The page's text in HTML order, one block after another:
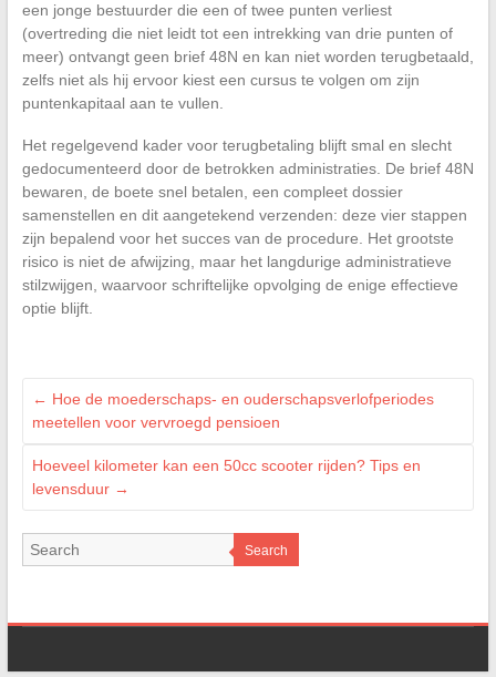
een jonge bestuurder die een of twee punten verliest
(overtreding die niet leidt tot een intrekking van drie punten of
meer) ontvangt geen brief 48N en kan niet worden terugbetaald,
zelfs niet als hij ervoor kiest een cursus te volgen om zijn
puntenkapitaal aan te vullen.
Het regelgevend kader voor terugbetaling blijft smal en slecht
gedocumenteerd door de betrokken administraties. De brief 48N
bewaren, de boete snel betalen, een compleet dossier
samenstellen en dit aangetekend verzenden: deze vier stappen
zijn bepalend voor het succes van de procedure. Het grootste
risico is niet de afwijzing, maar het langdurige administratieve
stilzwijgen, waarvoor schriftelijke opvolging de enige effectieve
optie blijft.
← Hoe de moederschaps- en ouderschapsverlofperiodes
meetellen voor vervroegd pensioen
Hoeveel kilometer kan een 50cc scooter rijden? Tips en
levensduur →
Search